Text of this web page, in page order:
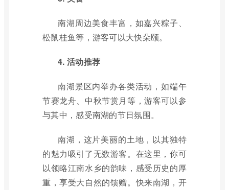
南湖周边美食丰富，如嘉兴粽子、
松鼠桂鱼等，游客可以大快朵颐。
4. 活动推荐
南湖景区内举办各类活动，如端午
节赛龙舟、中秋节赏月等，游客可以参
与其中，感受南湖的节日氛围。
南湖，这片美丽的土地，以其独特
的魅力吸引了无数游客。在这里，你可
以领略江南水乡的韵味，感受历史的厚
重，享受大自然的馈赠。快来南湖，开